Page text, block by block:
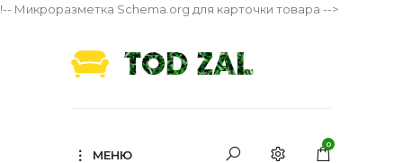
!-- Микроразметка Schema.org для карточки товара -->
МЕНЮ
0